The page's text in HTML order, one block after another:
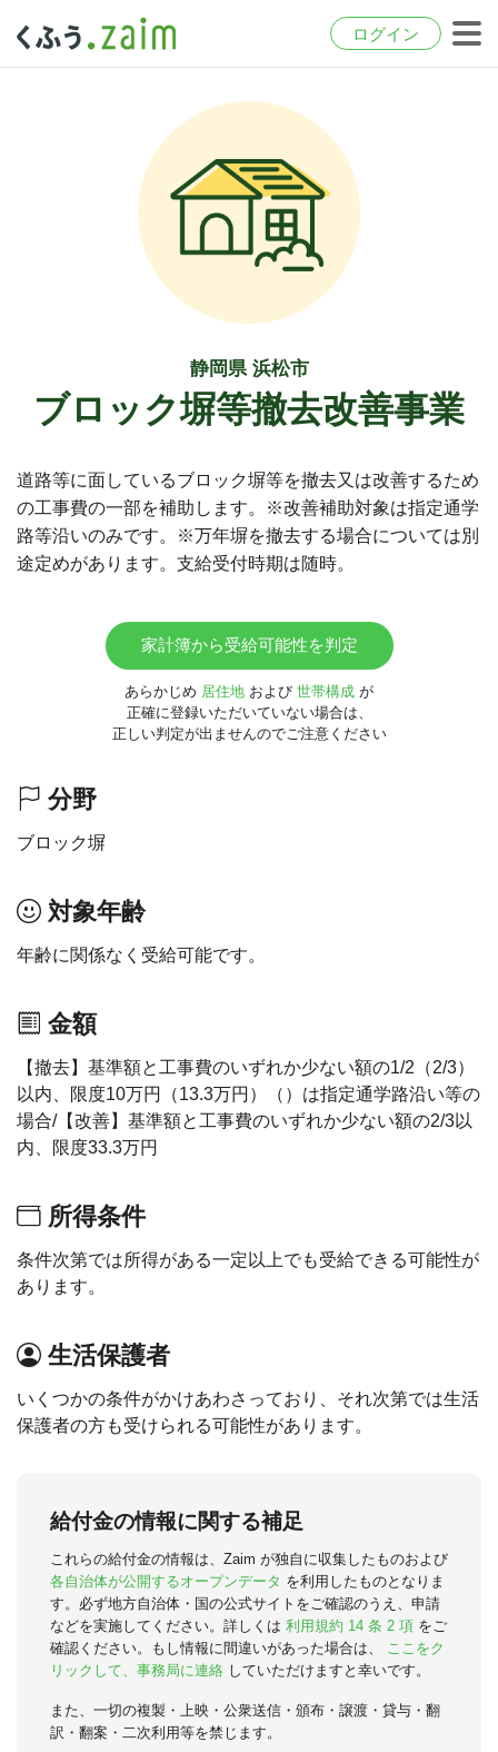
ログイン
静岡県 浜松市
ブロック塀等撤去改善事業
道路等に面しているブロック塀等を撤去又は改善するため
の工事費の一部を補助します。※改善補助対象は指定通学
路等沿いのみです。※万年塀を撤去する場合については別
途定めがあります。支給受付時期は随時。
家計簿から受給可能性を判定
あらかじめ 居住地 および 世帯構成 が
正確に登録いただいていない場合は、
正しい判定が出ませんのでご注意ください
分野
ブロック塀
対象年齢
年齢に関係なく受給可能です。
金額
【撤去】基準額と工事費のいずれか少ない額の1/2（2/3）
以内、限度10万円（13.3万円）（）は指定通学路沿い等の
場合/【改善】基準額と工事費のいずれか少ない額の2/3以
内、限度33.3万円
所得条件
条件次第では所得がある一定以上でも受給できる可能性が
あります。
生活保護者
いくつかの条件がかけあわさっており、それ次第では生活
保護者の方も受けられる可能性があります。
給付金の情報に関する補足
これらの給付金の情報は、Zaim が独自に収集したものおよび
各自治体が公開するオープンデータ を利用したものとなりま
す。必ず地方自治体・国の公式サイトをご確認のうえ、申請
などを実施してください。詳しくは 利用規約 14 条 2 項 をご
確認ください。もし情報に間違いがあった場合は、
ここをク
リックして、事務局に連絡 していただけますと幸いです。
また、一切の複製・上映・公衆送信・頒布・譲渡・貸与・翻
訳・翻案・二次利用等を禁じます。